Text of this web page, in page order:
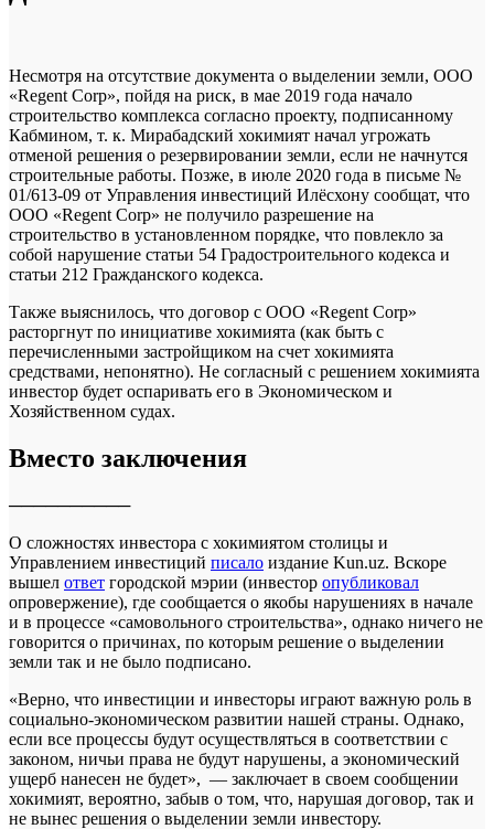
Несмотря на отсутствие документа о выделении земли, ООО
«Regent Corp», пойдя на риск, в мае 2019 года начало
строительство комплекса согласно проекту, подписанному
Кабмином, т. к. Мирабадский хокимият начал угрожать
отменой решения о резервировании земли, если не начнутся
строительные работы. Позже, в июле 2020 года в письме №
01/613-09 от Управления инвестиций Илёсхону сообщат, что
ООО «Regent Corp» не получило разрешение на
строительство в установленном порядке, что повлекло за
собой нарушение статьи 54 Градостроительного кодекса и
статьи 212 Гражданского кодекса.
Также выяснилось, что договор с ООО «Regent Corp»
расторгнут по инициативе хокимията (как быть с
перечисленными застройщиком на счет хокимията
средствами, непонятно). Не согласный с решением хокимията
инвестор будет оспаривать его в Экономическом и
Хозяйственном судах.
Вместо заключения
──────────
О сложностях инвестора с хокимиятом столицы и
Управлением инвестиций писало издание Kun.uz. Вскоре
вышел ответ городской мэрии (инвестор опубликовал
опровержение), где сообщается о якобы нарушениях в начале
и в процессе «самовольного строительства», однако ничего не
говорится о причинах, по которым решение о выделении
земли так и не было подписано.
«Верно, что инвестиции и инвесторы играют важную роль в
социально-экономическом развитии нашей страны. Однако,
если все процессы будут осуществляться в соответствии с
законом, ничьи права не будут нарушены, а экономический
ущерб нанесен не будет», — заключает в своем сообщении
хокимият, вероятно, забыв о том, что, нарушая договор, так и
не вынес решения о выделении земли инвестору.